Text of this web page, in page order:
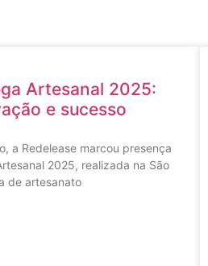
Artesanal 2025:
e sucesso
a Redelease marcou presença
2025, realizada na São
de artesanato